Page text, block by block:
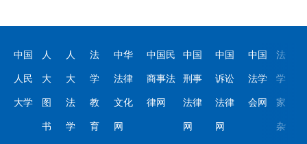
中国
人民
大学
人
大
图
书
人
大
法
学
法
学
教
育
中华
法律
文化
网
中国民
商事法
律网
中国
刑事
法律
网
中国
诉讼
法律
网
中国
法学
会网
法
学
家
杂